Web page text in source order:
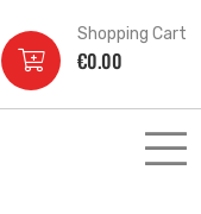
Shopping Cart
€0.00